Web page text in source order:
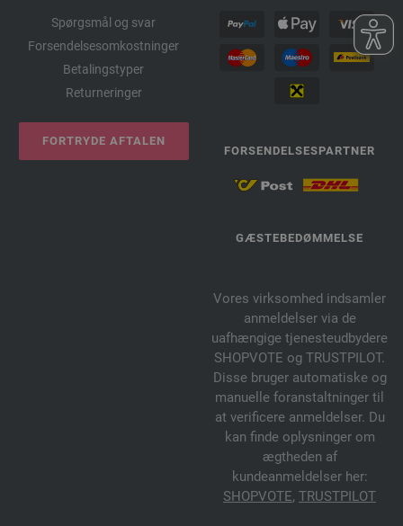
Spørgsmål og svar
Forsendelsesomkostninger
Betalingstyper
Returneringer
FORTRYDE AFTALEN
FORSENDELSESPARTNER
GÆSTEBEDØMMELSE
Vores virksomhed indsamler
anmeldelser via de
uafhængige tjenesteudbydere
SHOPVOTE og TRUSTPILOT.
Disse bruger automatiske og